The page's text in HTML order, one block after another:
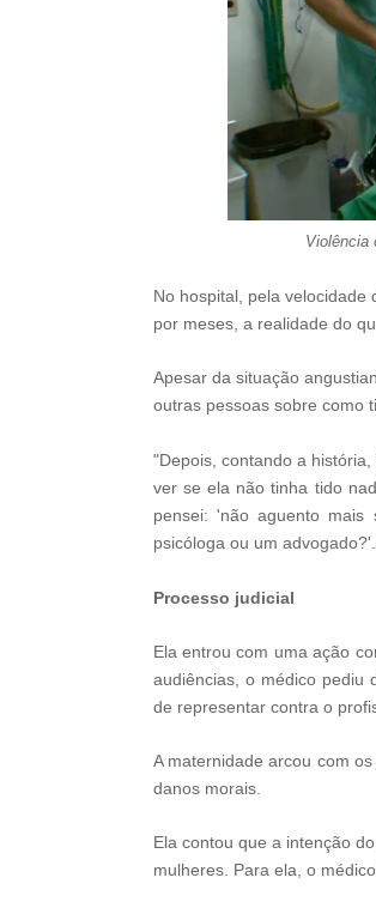
Violência
No hospital, pela velocidade
por meses, a realidade do
Apesar da situação
outras pessoas sobre como
"Depois, contando a
ver se ela não tinha tido
pensei: 'não aguento
psicóloga ou um
Processo judicial
Ela entrou com uma ação
audiências, o médico pediu
de representar contra o
A maternidade arcou com
danos morais.
Ela contou que a intenção
mulheres. Para ela, o